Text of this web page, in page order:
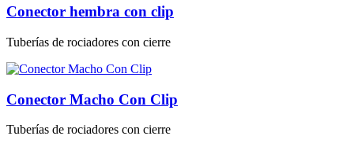
Conector hembra con clip
Tuberías de rociadores con cierre
Conector Macho Con Clip
Tuberías de rociadores con cierre